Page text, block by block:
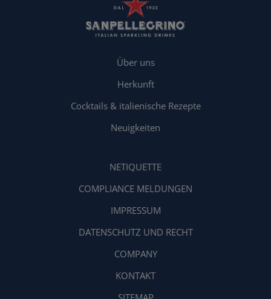
Über uns
Herkunft
Cocktails & italienische Rezepte
Neuigkeiten
NETIQUETTE
COMPLIANCE MELDUNGEN
IMPRESSUM
DATENSCHUTZ UND RECHT
COMPANY
KONTAKT